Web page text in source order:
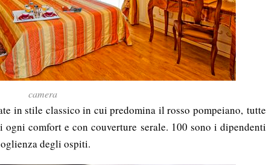
camera
in stile classico in cui predomina il rosso pompeiano, tutte
comfort e con couverture serale. 100 sono i dipendenti
degli ospiti.